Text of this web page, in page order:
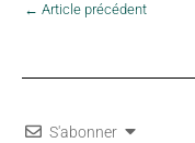
← Article précédent
S'abonner